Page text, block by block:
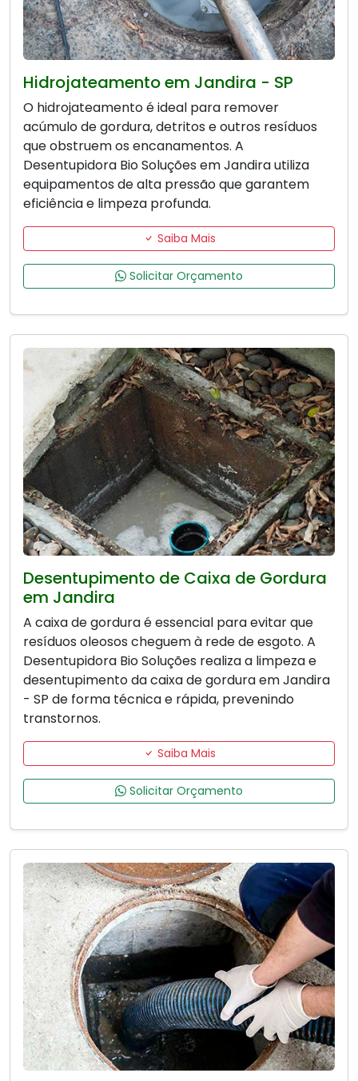
Hidrojateamento em Jandira - SP
O hidrojateamento é ideal para remover
acúmulo de gordura, detritos e outros resíduos
que obstruem os encanamentos. A
Desentupidora Bio Soluções em Jandira utiliza
equipamentos de alta pressão que garantem
eficiência e limpeza profunda.
Saiba Mais
Solicitar Orçamento
Desentupimento de Caixa de Gordura
em Jandira
A caixa de gordura é essencial para evitar que
resíduos oleosos cheguem à rede de esgoto. A
Desentupidora Bio Soluções realiza a limpeza e
desentupimento da caixa de gordura em Jandira
- SP de forma técnica e rápida, prevenindo
transtornos.
Saiba Mais
Solicitar Orçamento